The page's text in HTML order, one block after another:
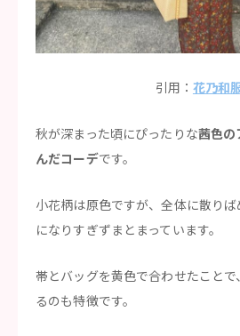
引用： 花乃和
秋が深まった頃にぴったりな茜色の
んだコーデです。
小花柄は原色ですが、全体に散り
になりすぎずまとまっています。
帯とバッグを黄色で合わせたこと
るのも特徴です。